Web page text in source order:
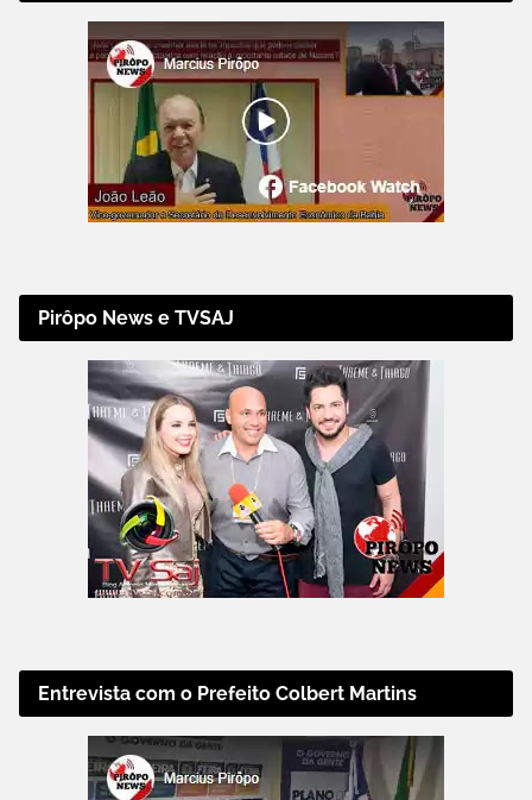
Pirôpo News e TVSAJ
Entrevista com o Prefeito Colbert Martins